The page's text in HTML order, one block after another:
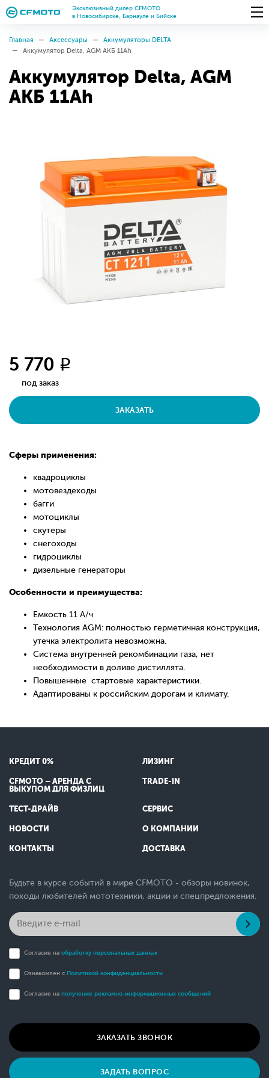
Эксклюзивный дилер CFMOTO
в Новосибирске, Барнауле и Бийске
Главная Аксессуары
Аккумуляторы DELTA
Аккумулятор Delta, AGM АКБ 11Ah
Аккумулятор Delta, AGM
АКБ 11Ah
5 770 q
под заказ
ЗАКАЗАТЬ
Сферы применения:
квадроциклы
мотовездеходы
багги
мотоциклы
скутеры
снегоходы
гидроциклы
дизельные генераторы
Особенности и преимущества:
Емкость 11 А/ч
Технология AGM: полностью герметичная конструкция,
утечка электролита невозможна.
Система внутренней рекомбинации газа, нет
необходимости в доливе дистиллята.
Повышенные стартовые характеристики.
Адаптированы к российским дорогам и климату.
КРЕДИТ 0% ЛИЗИНГ
CFMOTO – АРЕНДА С
ВЫКУПОМ ДЛЯ ФИЗЛИЦ
TRADE-IN
ТЕСТ-ДРАЙВ СЕРВИС
НОВОСТИ О КОМПАНИИ
КОНТАКТЫ ДОСТАВКА
Будьте в курсе событий в мире CFMOTO - обзоры новинок,
походы любителей мототехники, акции и спецпредложения.
Согласие на обработку персональных данных
Ознакомлен с Политикой конфиденциальности
Согласие на получение рекламно-информационных сообщений
ЗАКАЗАТЬ ЗВОНОК
ЗАДАТЬ ВОПРОС